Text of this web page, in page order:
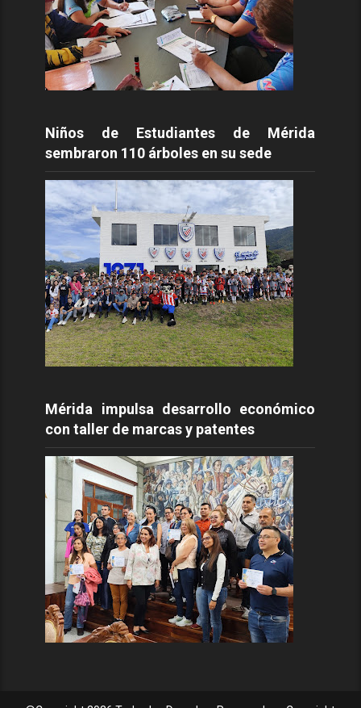
Niños de Estudiantes de Mérida
sembraron 110 árboles en su sede
Mérida impulsa desarrollo económico
con taller de marcas y patentes